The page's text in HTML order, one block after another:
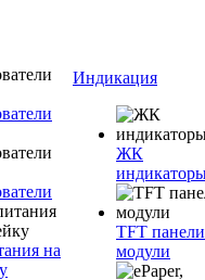
на
Индикация
ЖК
TFT
модули